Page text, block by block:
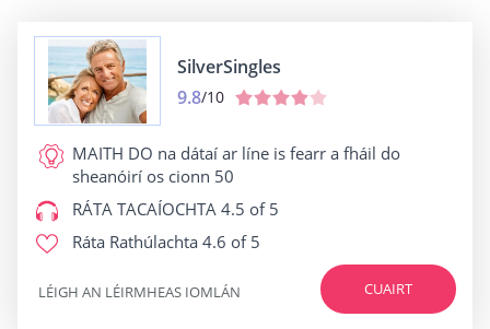
SilverSingles
9.8/10
MAITH DO na dátaí ar líne is fearr a fháil do
sheanóirí os cionn 50
RÁTA TACAÍOCHTA 4.5 of 5
Ráta Rathúlachta 4.6 of 5
CUAIRT
LÉIGH AN LÉIRMHEAS IOMLÁN